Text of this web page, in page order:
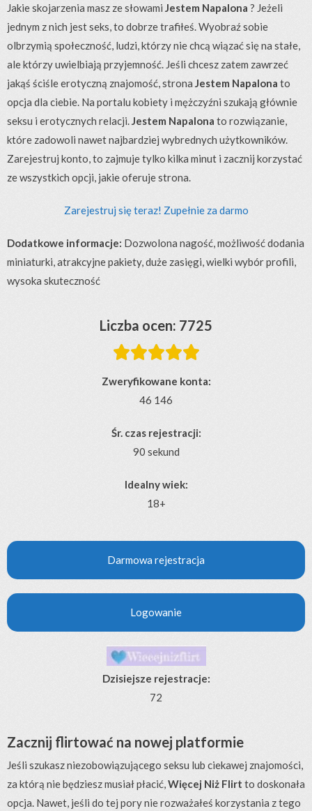
Jakie skojarzenia masz ze słowami Jestem Napalona ? Jeżeli
jednym z nich jest seks, to dobrze trafiłeś. Wyobraź sobie
olbrzymią społeczność, ludzi, którzy nie chcą wiązać się na stałe,
ale którzy uwielbiają przyjemność. Jeśli chcesz zatem zawrzeć
jakąś ściśle erotyczną znajomość, strona Jestem Napalona to
opcja dla ciebie. Na portalu kobiety i mężczyźni szukają głównie
seksu i erotycznych relacji.Jestem Napalona to rozwiązanie,
które zadowoli nawet najbardziej wybrednych użytkowników.
Zarejestruj konto, to zajmuje tylko kilka minut i zacznij korzystać
ze wszystkich opcji, jakie oferuje strona.
Zarejestruj się teraz! Zupełnie za darmo
Dodatkowe informacje: Dozwolona nagość, możliwość dodania
miniaturki, atrakcyjne pakiety, duże zasięgi, wielki wybór profili,
wysoka skuteczność
Liczba ocen: 7725

Zweryfikowane konta:
46 146
Śr. czas rejestracji:
90 sekund
Idealny wiek:
18+
Darmowa rejestracja
Logowanie
Dzisiejsze rejestracje:
72
Zacznij flirtować na nowej platformie
Jeśli szukasz niezobowiązującego seksu lub ciekawej znajomości,
za którą nie będziesz musiał płacić,Więcej Niż Flirt to doskonała
opcja. Nawet, jeśli do tej pory nie rozważałeś korzystania z tego